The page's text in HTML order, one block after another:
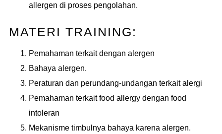
allergen di proses pengolahan.
MATERI TRAINING:
Pemahaman terkait dengan alergen
Bahaya alergen.
Peraturan dan perundang-undangan terkait alergi
Pemahaman terkait food allergy dengan food
intoleran
Mekanisme timbulnya bahaya karena alergen.